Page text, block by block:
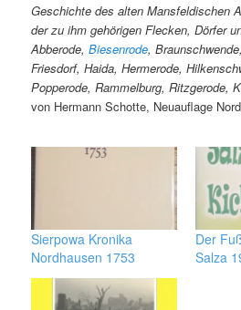
Geschichte des alten Mansfeldischen
der zu ihm gehörigen Flecken, Dörfer
Abberode,Biesenrode,
Friesdorf, Haida, Hermerode,
Popperode, Rammelburg, Ritzgerode,
von Hermann Schotte, Neuauflage
Sierpowa Kronika
Nordhausen 1753
Der
Salza